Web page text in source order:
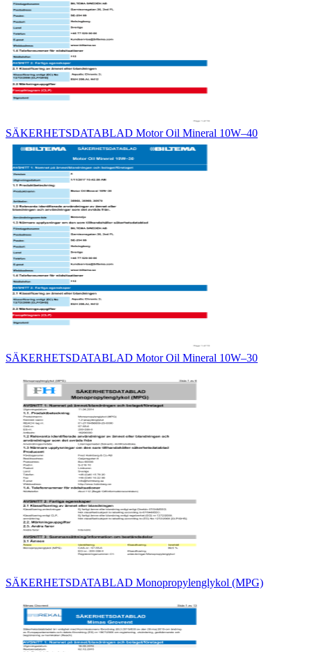
SÄKERHETSDATABLAD Motor Oil Mineral 10W–40
SÄKERHETSDATABLAD Motor Oil Mineral 10W–30
SÄKERHETSDATABLAD Monopropylenglykol (MPG)